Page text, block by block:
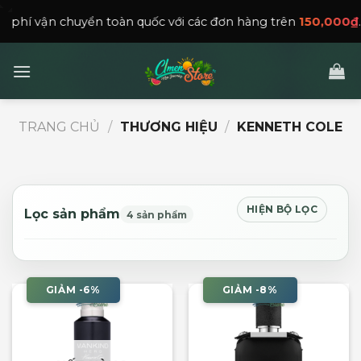
to
chuyển toàn quốc với các đơn hàng trên150,000₫.
TRANG CHỦ / THƯƠNG HIỆU / KENNETH COLE
Lọc sản phẩm 4 sản phẩm HIỆN BỘ LỌC
GIẢM -6% GIẢM -8%